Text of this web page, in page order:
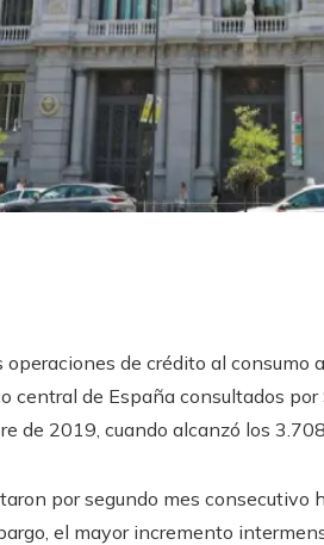
operaciones de crédito al consumo
central de España consultados
de 2019, cuando alcanzó los
por segundo mes consecutivo
el mayor incremento